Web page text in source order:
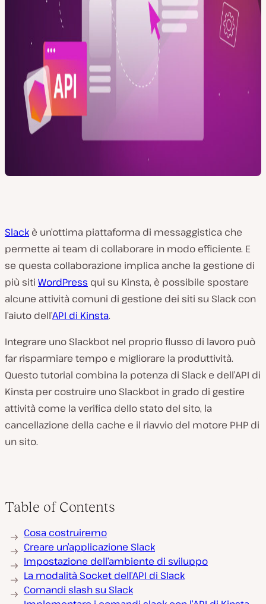
Slack è un’ottima piattaforma di messaggistica che
permette ai team di collaborare in modo efficiente. E
se questa collaborazione implica anche la gestione di
più siti WordPress qui su Kinsta, è possibile spostare
alcune attività comuni di gestione dei siti su Slack con
l’aiuto dell’API di Kinsta.
Integrare uno Slackbot nel proprio flusso di lavoro può
far risparmiare tempo e migliorare la produttività.
Questo tutorial combina la potenza di Slack e dell’API di
Kinsta per costruire uno Slackbot in grado di gestire
attività come la verifica dello stato del sito, la
cancellazione della cache e il riavvio del motore PHP di
un sito.
Table of Contents
Cosa costruiremo
Creare un’applicazione Slack
Impostazione dell’ambiente di sviluppo
La modalità Socket dell’API di Slack
Comandi slash su Slack